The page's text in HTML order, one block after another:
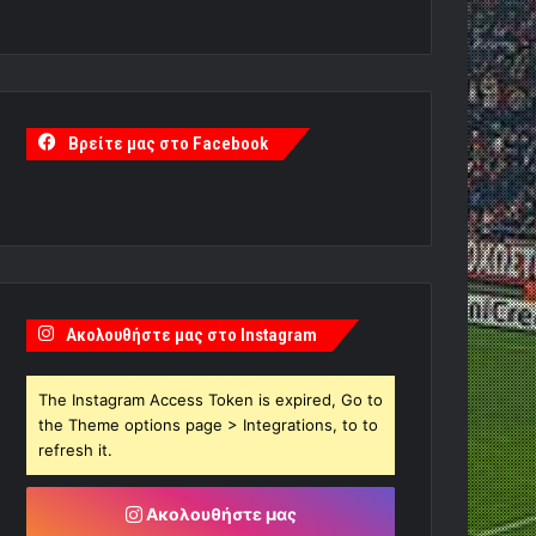
Βρείτε μας στο Facebook
Ακολουθήστε μας στο Instagram
The Instagram Access Token is expired, Go to
the Theme options page > Integrations, to to
refresh it.
Ακολουθήστε μας